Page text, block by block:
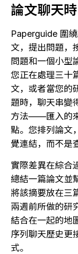
論文聊天時
Paperguide 圍
文，提出問題，
問題和一個小型
您正在處理三十
文，或者當您的
題時，聊天串變
方法——匯入的
點。您排列論文
覺連結，而不是
實際差異在綜合
總結一篇論文並
將該摘要放在三
兩週前所做的研
結合在一起的地
序列聊天歷史更
式。